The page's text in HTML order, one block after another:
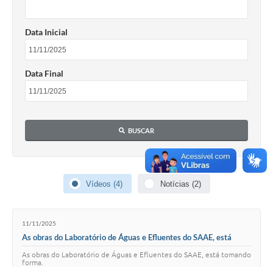
Data Inicial
Data Final
BUSCAR
Vídeos (4) Notícias (2)
11/11/2025
As obras do Laboratório de Águas e Efluentes do SAAE, está
As obras do Laboratório de Águas e Efluentes do SAAE, está tomando
forma.